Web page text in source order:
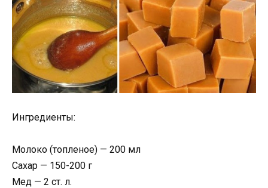
Ингредиенты:
Молоко (топленое) — 200 мл
Сахар — 150-200 г
Мед — 2 ст. л.